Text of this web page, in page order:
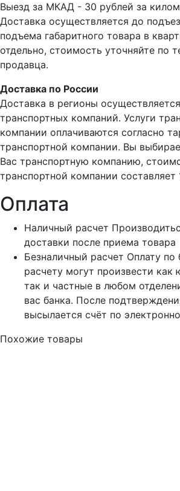
Выезд за МКАД - 30 рублей за
Доставка осуществляется до
подъема габаритного товара в
отдельно, стоимость уточняйте по
продавца.
Доставка по России
Доставка в регионы
транспортных компаний. Услуги
компании оплачиваются согласно
транспортной компании. Вы
Вас транспортную компанию,
транспортной компании составляет
Оплата
Наличный расчет
доставки после приема товара
Безналичный расчет Оплату по
расчету могут произвести как
так и частные в любом
вас банка. После
высылается счёт по
Похожие товары